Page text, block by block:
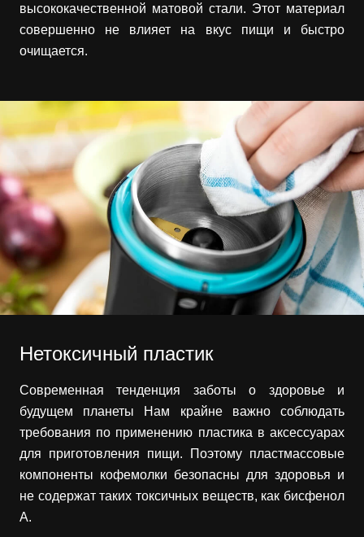
высококачественной матовой стали. Этот материал
совершенно не влияет на вкус пищи и быстро
очищается.
Нетоксичный пластик
Современная тенденция заботы о здоровье и
будущем планеты Нам крайне важно соблюдать
требования по применению пластика в аксессуарах
для приготовления пищи. Поэтому пластмассовые
компоненты кофемолки безопасны для здоровья и
не содержат таких токсичных веществ, как бисфенол
А.